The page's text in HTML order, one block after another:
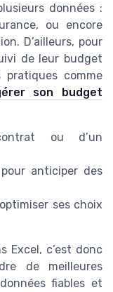
données :
ou encore
D’ailleurs, pour
de leur budget
comme
son budget
ou d’un
anticiper des
ses choix
Excel, c’est donc
de meilleures
fiables et